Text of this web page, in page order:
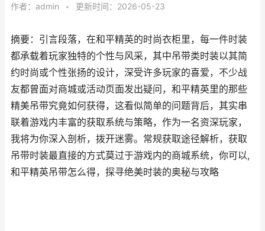
作者： admin • 更新时间：2026-05-23
摘要：引言段落，在和平精英的时尚衣柜里，每一件时装
都承载着玩家独特的个性与风采，其中吊带类时装以其简
约时尚或个性张扬的设计，深受许多玩家的喜爱，不少战
友都曾面对商城或活动页面发出疑问，和平精英里的那些
精美吊带究竟如何获得，这看似简单的问题背后，其实串
联着游戏内丰富的获取系统与策略，作为一名资深玩家，
我将为你深入剖析，拨开迷雾。常规获取途径解析，获取
吊带时装最直接的方式莫过于游戏内的商城系统，你可以,
和平精英吊带怎么得，探寻绝美时装的奥秘与攻略